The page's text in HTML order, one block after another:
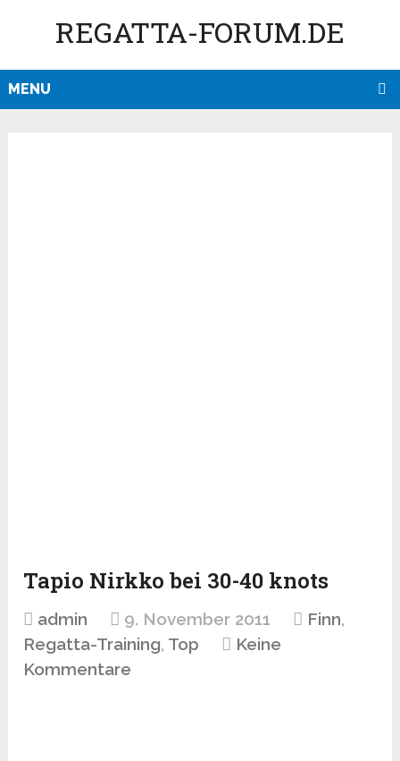
REGATTA-FORUM.DE
MENU
Tapio Nirkko bei 30-40 knots
admin 9. November 2011 Finn,
Regatta-Training, Top
Keine
Kommentare